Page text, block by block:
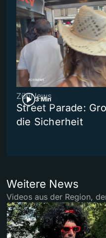
3 Min
ZüriNews
Street Parade:
die Sicherheit
Weitere News
Videos aus der Region,